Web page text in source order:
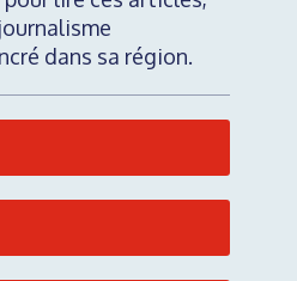
dans sa région.